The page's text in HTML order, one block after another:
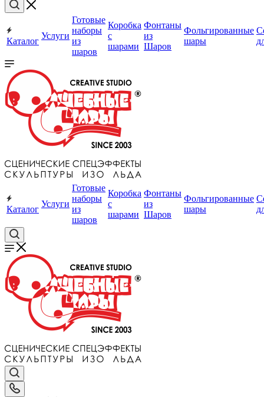
Каталог
Услуги
Готовые
наборы
из
шаров
Коробка
с
шарами
Фонтаны
из
Шаров
Фольгированные
шары
Каталог
Услуги
Готовые
наборы
из
шаров
Коробка
с
шарами
Фонтаны
из
Шаров
Фольгированные
шары